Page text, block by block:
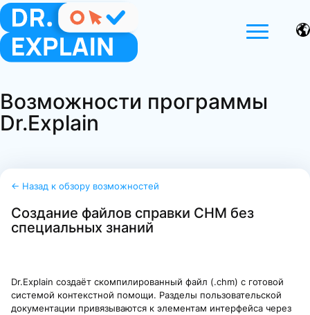
Возможности программы
Dr.Explain
← Назад к обзору возможностей
Создание файлов справки CHM без
специальных знаний
Dr.Explain создаёт скомпилированный файл (.chm) с готовой
системой контекстной помощи. Разделы пользовательской
документации привязываются к элементам интерфейса через